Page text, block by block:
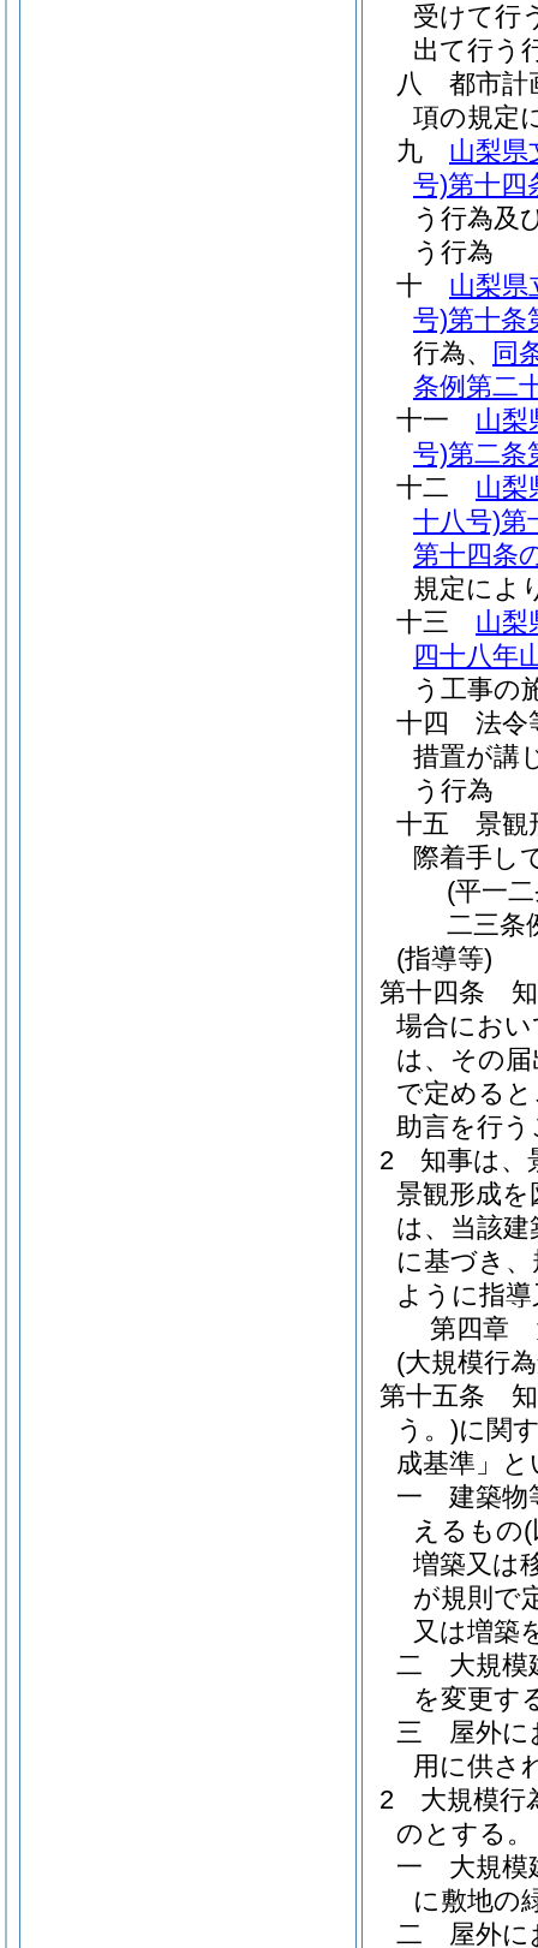
受けて行
出て行う
八
都市計
項の規定
九
山梨県
号)第十四
う行為及
う行為
十
山梨県
号)第十条
行為、
同
条例第二
十一
山梨
号)第二条
十二
山梨
十八号)第
第十四条
規定によ
十三
山梨
四十八年
う工事の
十四
法令
措置が講
う行為
十五
景観
際着手し
(平一
二三条
(指導等)
第十四条
場合にお
は、その
で定める
助言を行
2
知事は、
景観形成
は、当該
に基づき
ように指
第四章
(大規模行
第十五条
う。)に関
成基準」と
一
建築物
えるもの
増築又は
が規則で
又は増築
二
大規模
を変更す
三
屋外
用に供さ
2
大規模行
のとする。
一
大規模
に敷地の
二
屋外